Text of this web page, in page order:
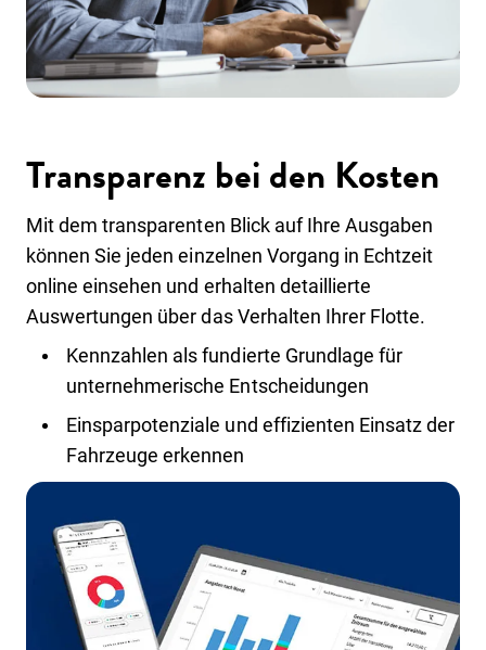
Transparenz bei den Kosten
Mit dem transparenten Blick auf Ihre Ausgaben
können Sie jeden einzelnen Vorgang in Echtzeit
online einsehen und erhalten detaillierte
Auswertungen über das Verhalten Ihrer Flotte.
Kennzahlen als fundierte Grundlage für
unternehmerische Entscheidungen
Einsparpotenziale und effizienten Einsatz der
Fahrzeuge erkennen